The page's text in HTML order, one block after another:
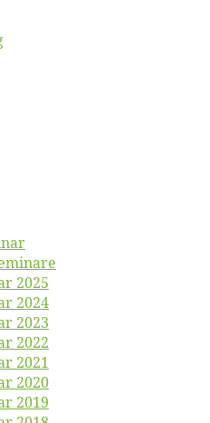
2025
2024
2023
2022
2021
2020
2019